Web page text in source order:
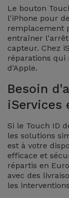
Le bouton
l'iPhone pour
remplacement
entraîner
capteur. Chez
réparations qui
d'Apple.
Besoin
iServices
Si le Touch ID
les solutions
est à votre
efficace et
répartis en
avec des
les